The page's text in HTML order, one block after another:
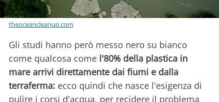
theoceancleanup.com
Gli studi hanno però messo nero su bianco
come qualcosa come l'80% della plastica in
mare arrivi direttamente dai fiumi e dalla
terraferma: ecco quindi che nasce l'esigenza di
pulire i corsi d'acqua, per recidere il problema